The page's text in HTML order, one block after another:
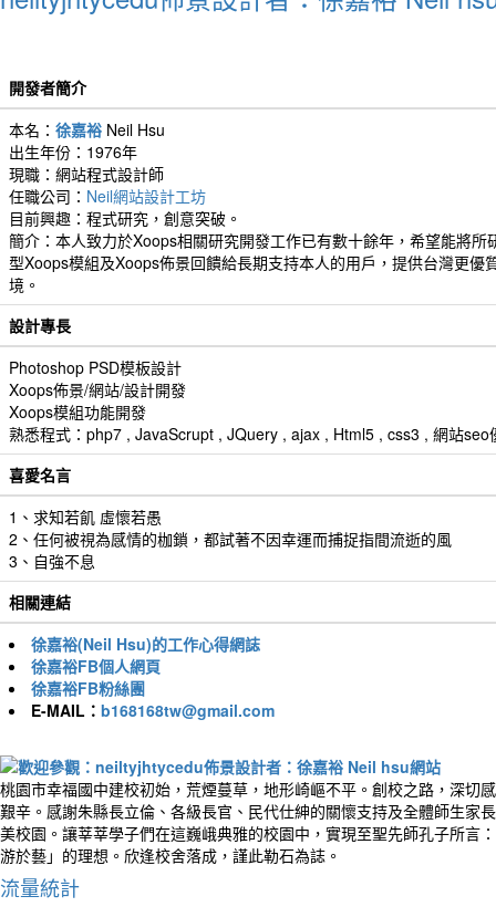
開發者簡介
本名： 徐嘉裕 Neil Hsu
出生年份：1976年
現職：網站程式設計師
任職公司： Neil網站設計工坊
目前興趣：程式研究，創意突破。
簡介：本人致力於Xoops相關研究開發工作已有數十餘年，希望能將所
型Xoops模組及Xoops佈景回饋給長期支持本人的用戶，提供台灣更優
境。
設計專長
Photoshop PSD模板設計
Xoops佈景/網站/設計開發
Xoops模組功能開發
熟悉程式：php7 , JavaScrupt , JQuery , ajax , Html5 , css3 , 網站seo
喜愛名言
1、求知若飢 虛懷若愚
2、任何被視為感情的枷鎖，都試著不因幸運而捕捉指間流逝的風
3、自強不息
相關連結
徐嘉裕(Neil Hsu)的工作心得網誌
徐嘉裕FB個人網頁
徐嘉裕FB粉絲團
E-MAIL： b168168tw@gmail.com
桃園市幸福國中建校初始，荒煙蔓草，地形崎嶇不平。創校之路，深切
艱辛。感謝朱縣長立倫、各級長官、民代仕紳的關懷支持及全體師生家
美校園。讓莘莘學子們在這巍峨典雅的校園中，實現至聖先師孔子所言
游於藝」的理想。欣逢校舍落成，謹此勒石為誌。
流量統計